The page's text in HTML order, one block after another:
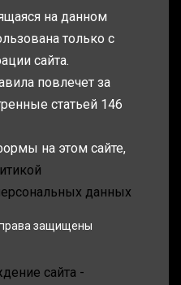
на данном
только с
сайта.
повлечет за
статьей 146
на этом сайте,
данных
защищены
сайта -